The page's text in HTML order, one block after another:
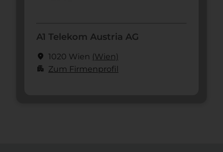
A1 Telekom Austria AG
location_on 1020 Wien (Wien)
apartment Zum Firmenprofil